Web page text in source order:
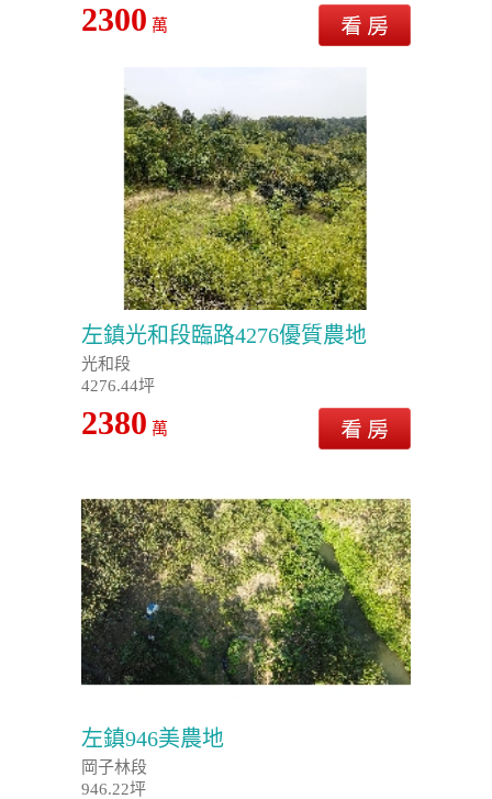
2300 萬
左鎮光和段臨路4276優質農地
光和段
4276.44坪
2380 萬
左鎮946美農地
岡子林段
946.22坪